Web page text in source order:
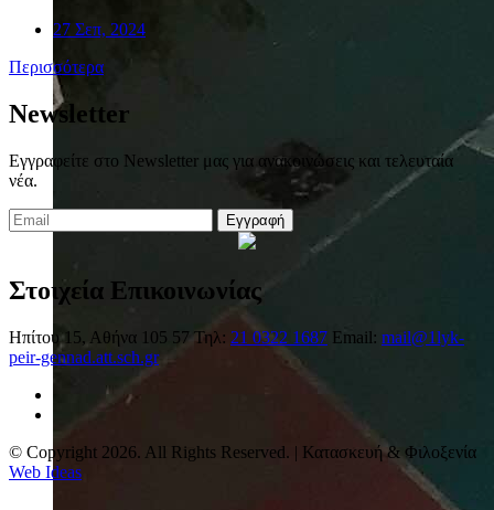
27 Σεπ, 2024
Περισσότερα
Newsletter
Εγγραφείτε στο Newsletter μας για ανακοινώσεις και τελευταία
νέα.
Εγγραφή
Στοιχεία Επικοινωνίας
Ηπίτου 15, Αθήνα 105 57 Τηλ: 21 0322 1687 Email: mail@1lyk-
peir-gennad.att.sch.gr
© Copyright 2026. All Rights Reserved. | Κατασκευή & Φιλοξενία
Web Ideas